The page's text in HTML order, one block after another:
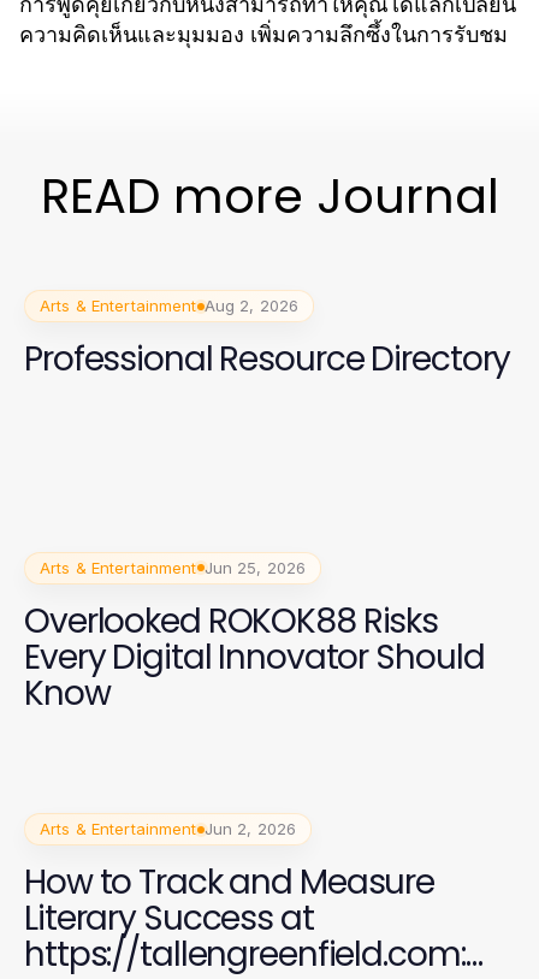
ความคิดเห็นและมุมมอง เพิ่มความลึกซึ้งในการรับชม
READ more Journal
Arts & Entertainment Aug 2, 2026
Professional Resource Directory
Arts & Entertainment Jun 25, 2026
Overlooked ROKOK88 Risks
Every Digital Innovator Should
Know
Arts & Entertainment Jun 2, 2026
How to Track and Measure
Literary Success at
https://tallengreenfield.com: